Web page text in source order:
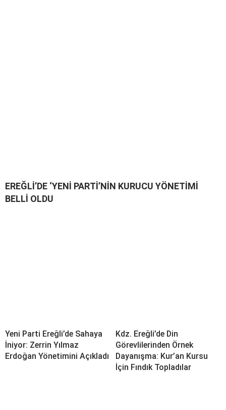
EREĞLİ’DE ‘YENİ PARTİ’NİN KURUCU YÖNETİMİ
BELLİ OLDU
Yeni Parti Ereğli’de Sahaya
İniyor: Zerrin Yılmaz
Erdoğan Yönetimini Açıkladı
Kdz. Ereğli’de Din
Görevlilerinden Örnek
Dayanışma: Kur’an Kursu
İçin Fındık Topladılar